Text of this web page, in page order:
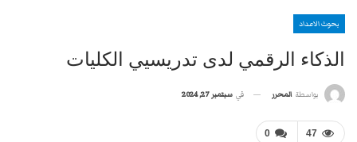
بحوث الاعداد
الذكاء الرقمي لدى تدريسيي الكليات
بواسطة المحرر في سبتمبر 27, 2024
0 47